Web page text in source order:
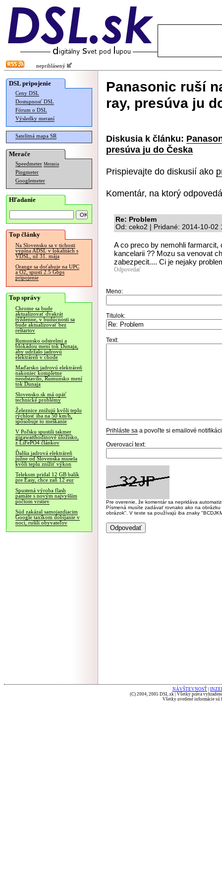
neprihlásený
DSL pripojenie
Ceny DSL
Dostupnosť DSL
Fórum o DSL
Výsledky meraní
Satelitná mapa SR
Merače
Speedmeter Merania
Pingmeter
Googlemeter
Hľadanie
Top články
Na Slovensku sa v tichosti
vypína ADSL v lokalitách s
VDSL, už 31. mája
Orange sa doťahuje na UPC
a O2, spustí 2.5 Gbps
pripojenie
Top správy
Chrome sa bude
aktualizovať dvakrát
týždenne, v budúcnosti sa
bude aktualizovať bez
reštartov
Rumunsko odstrelmi a
blokádou mení tok Dunaja,
aby udržalo jadrovú
elektráreň v chode
Maďarsko jadrovú elektráreň
nakoniec kompletne
neodstavilo, Rumunsko mení
tok Dunaja
Slovensko.sk má opäť
technické problémy
Železnice znižujú kvôli teplu
rýchlosť iba na 50 km/h,
spôsobuje to meškanie
V Poľsku spustili takmer
gigawatthodinové úložisko,
z LiFePO4 článkov
Ďalšia jadrová elektráreň
južne od Slovenska musela
kvôli teplu znížiť výkon
Telekom pridal 12 GB balík
pre Easy, chce zaň 12 eur
Spustená výroba flash
pamäte s novým najvyšším
počtom vrstiev
Súd zakázal samojazdiacim
Google taxíkom dobíjanie v
noci, rušili obyvateľov
Panasonic ruší
ray, presúva ju
Diskusia k článku:
presúva ju do Česka
Prispievajte do diskusií ako
Komentár, na ktorý
Re: Problem
Od: ceko2 | Pridané: 2014-10-02
A co preco by nemohli
kancelarii ?? Mozu sa venovat
zabezpecit.... Ci je nejaky
Odpovedať
Meno:
Titulok:
Text:
Prihláste sa a povoľte si emailové
Overovací text:
Pre overenie, že komentár sa nepridáva
Písmená musíte zadávať rovnako ako na
obrázok". V texte sa používajú iba znaky
NÁVŠTEVNOSŤ
(C) 2004, 2005 DSL.sk | Všetky práva
Všetky uvedené informácie sú